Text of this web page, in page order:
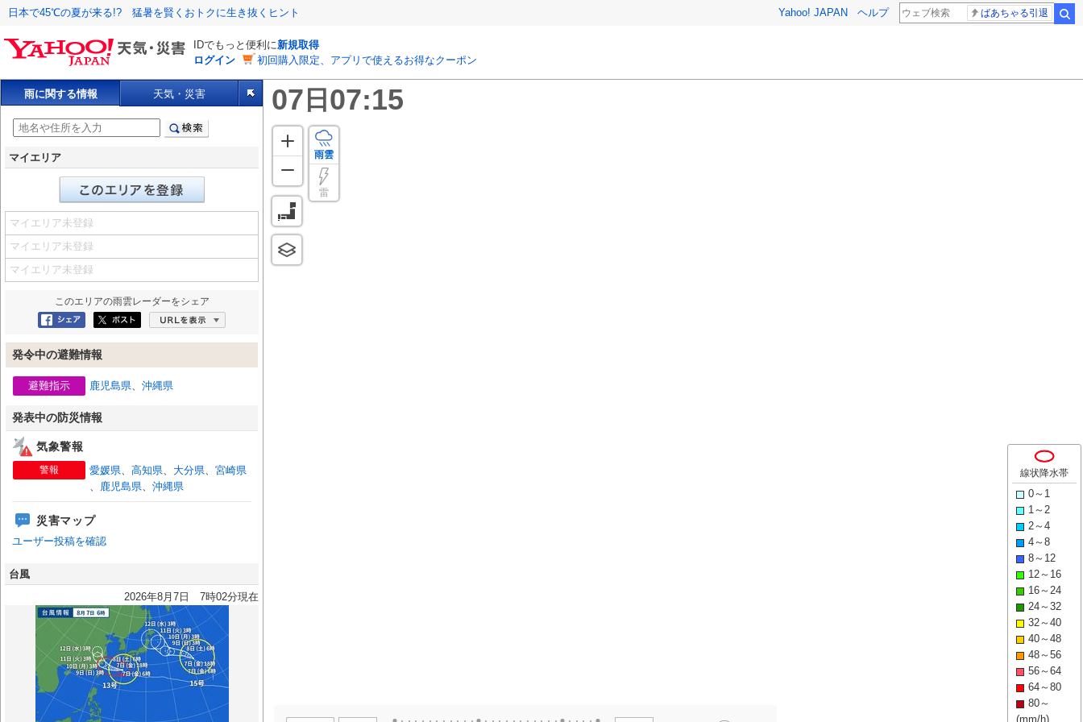
日本で45℃の夏が来る!? 猛暑を賢くおトクに生き抜くヒント Yahoo! JAPAN ヘルプ ばあちゃる引退
IDでもっと便利に新規取得
ログイン
初回購入限定、アプリで使えるお得なクーポン
雨に関する情報 天気・災害
マイエリア
マイエリア未登録
マイエリア未登録
マイエリア未登録
このエリアの雨雲レーダーをシェア
Facebookにシェア
ポスト
発令中の避難情報
避難指示 鹿児島県、 沖縄県
発表中の防災情報
気象警報
警報 愛媛県、 高知県、 大分県、 宮崎県
、 鹿児島県、 沖縄県
災害マップ
ユーザー投稿を確認
台風
2026年8月7日 7時02分現在
雨雲
雷
07 日 07:15
線状降水帯
0～1
1～2
2～4
4～8
8～12
12～16
16～24
24～32
32～40
40～48
48～56
56～64
64～80
80～
(mm/h)